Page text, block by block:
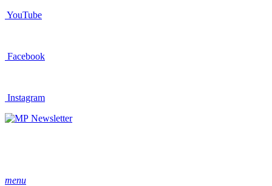
YouTube
Facebook
Instagram
Newsletter
menu